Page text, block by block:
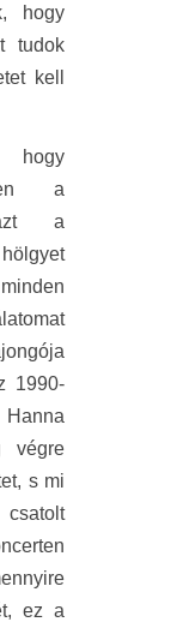
hogy
tudok
kell
a
azt a
1990-
végre
s mi
ez a